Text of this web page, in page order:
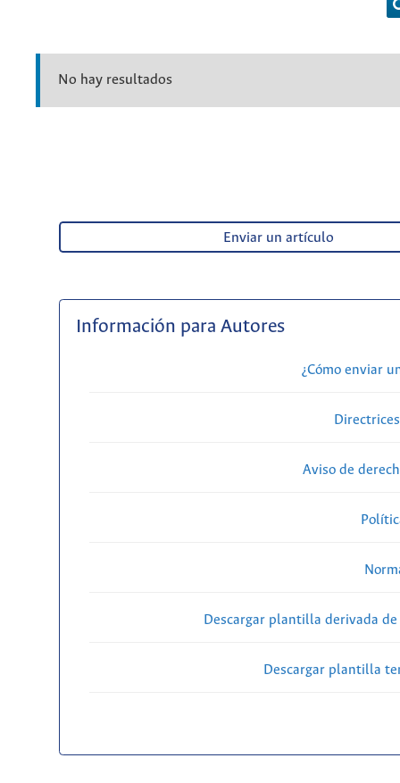
No hay resultados
Enviar un artículo
Información para Autores
¿Cómo enviar
Aviso de
Descargar plantilla derivada
Descargar plantilla